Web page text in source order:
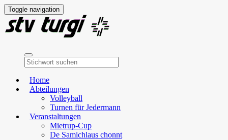
Toggle navigation
Home
Abteilungen
Volleyball
Turnen für Jedermann
Veranstaltungen
Mietrup-Cup
De Samichlaus chonnt